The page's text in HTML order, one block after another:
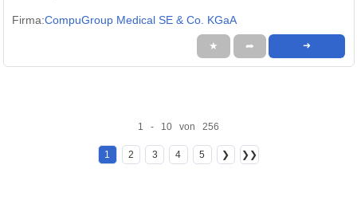
Firma:CompuGroup Medical SE & Co. KGaA
★ ➦ ➜
1 - 10 von 256
1 2 3 4 5 ❯ ❯❯